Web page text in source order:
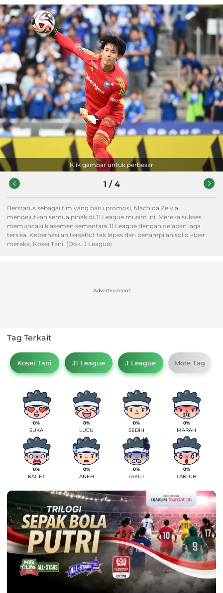
Klik gambar untuk perbesar
1 / 4
Berstatus sebagai tim yang baru promosi, Machida Zelvia
mengejutkan semua pihak di J1 League musim ini. Mereka sukses
memuncaki klasemen sementara J1 League dengan delapan laga
tersisa. Keberhasilan tersebut tak lepas dari penampilan solid kiper
mereka, Kosei Tani. (Dok. J League)
Advertisement
Tag Terkait
Kosei Tani J1 League J League More Tag
0%
SUKA
0%
LUCU
0%
SEDIH
0%
MARAH
0%
KAGET
0%
ANEH
0%
TAKUT
0%
TAKJUB